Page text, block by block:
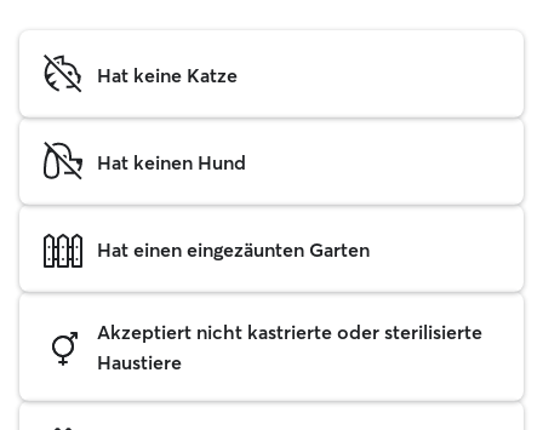
Hat keine Katze
Hat keinen Hund
Hat einen eingezäunten Garten
Akzeptiert nicht kastrierte oder sterilisierte
Haustiere